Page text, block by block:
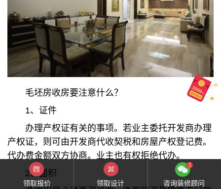
毛坯房收房要注意什么？
1、证件
办理产权证有关的事项。若业主委托开发商办理
产权证，则可由开发商代收契税和房屋产权登记费。
代办费金额双方协商。业主也有权拒绝代办。
2、面积
领取报价 领取设计 咨询装修顾问